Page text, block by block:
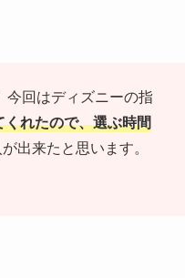
今回はディズニーの指
れたので、選ぶ時間
出来たと思います。